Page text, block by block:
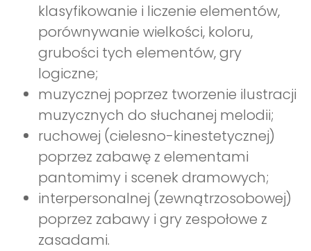
klasyfikowanie i liczenie elementów,
porównywanie wielkości, koloru,
grubości tych elementów, gry
logiczne;
muzycznej poprzez tworzenie ilustracji
muzycznych do słuchanej melodii;
ruchowej (cielesno-kinestetycznej)
poprzez zabawę z elementami
pantomimy i scenek dramowych;
interpersonalnej (zewnątrzosobowej)
poprzez zabawy i gry zespołowe z
zasadami.